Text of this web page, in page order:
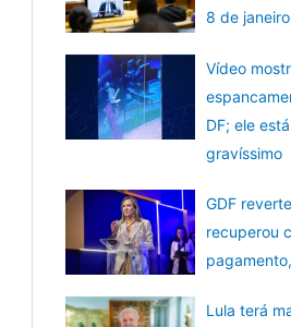
8 de janeiro
Vídeo
DF; ele
gravíssimo
GDF
recuperou
Lula terá